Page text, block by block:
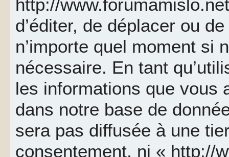
http://
d’éditer, de déplacer ou
n’importe quel moment si
nécessaire. En tant
les informations que vous
dans notre base de
sera pas diffusée à une
consentement, ni « http://